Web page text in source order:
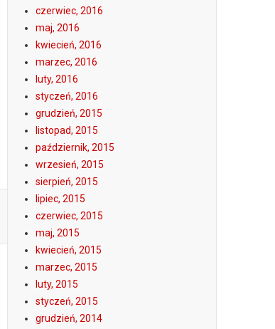
czerwiec, 2016
maj, 2016
kwiecień, 2016
marzec, 2016
luty, 2016
styczeń, 2016
grudzień, 2015
listopad, 2015
październik, 2015
wrzesień, 2015
sierpień, 2015
lipiec, 2015
czerwiec, 2015
maj, 2015
kwiecień, 2015
marzec, 2015
luty, 2015
styczeń, 2015
grudzień, 2014